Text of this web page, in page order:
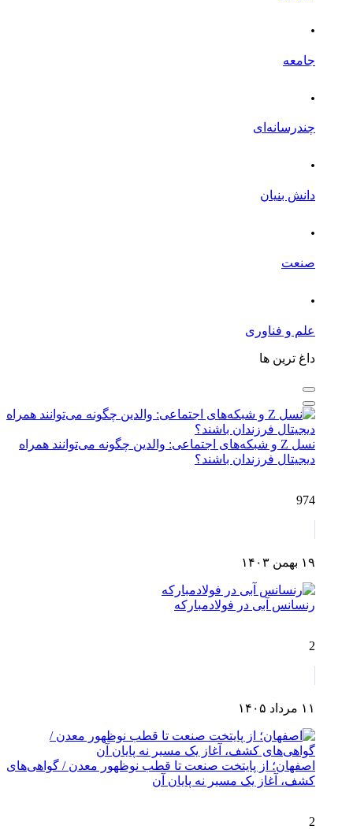
.
جامعه
.
چندرسانه‌ای
.
دانش بنیان
.
صنعت
.
علم و فناوری
داغ ترین ها
نسل Z و شبکه‌های اجتماعی: والدین چگونه می‌توانند همراه
دیجیتال فرزندان باشند؟
974
۱۹ بهمن ۱۴۰۳
رنسانس آبی در فولادمبارکه
2
۱۱ مرداد ۱۴۰۵
اصفهان؛ از پایتخت صنعت تا قطب نوظهور معدن / گواهی‌های
کشف، آغاز یک مسیر نه پایان آن
2